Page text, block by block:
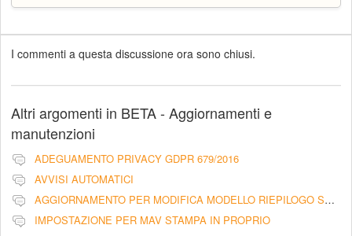
I commenti a questa discussione ora sono chiusi.
Altri argomenti in BETA - Aggiornamenti e
manutenzioni
ADEGUAMENTO PRIVACY GDPR 679/2016
AVVISI AUTOMATICI
AGGIORNAMENTO PER MODIFICA MODELLO RIEPILOGO SCADENZA RATE CON PRATICHE LEGALI - LIBERATORIA
IMPOSTAZIONE PER MAV STAMPA IN PROPRIO